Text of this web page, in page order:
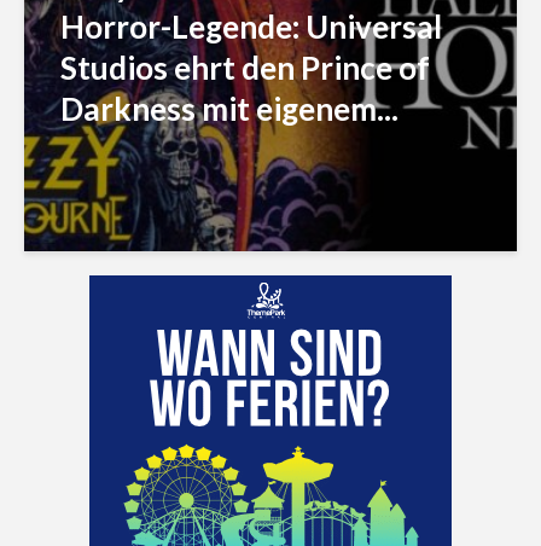
Horror-Legende: Universal
Studios ehrt den Prince of
Darkness mit eigenem...